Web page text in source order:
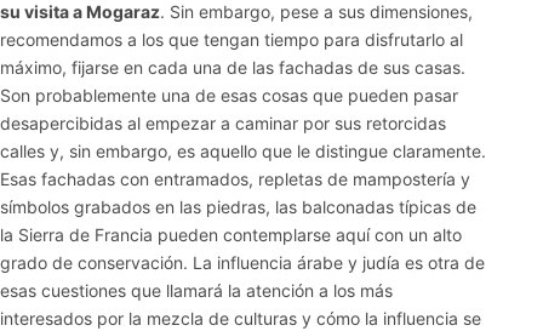
su visita a Mogaraz. Sin embargo, pese a sus dimensiones,
recomendamos a los que tengan tiempo para disfrutarlo al
máximo, fijarse en cada una de las fachadas de sus casas.
Son probablemente una de esas cosas que pueden pasar
desapercibidas al empezar a caminar por sus retorcidas
calles y, sin embargo, es aquello que le distingue claramente.
Esas fachadas con entramados, repletas de mampostería y
símbolos grabados en las piedras, las balconadas típicas de
la Sierra de Francia pueden contemplarse aquí con un alto
grado de conservación. La influencia árabe y judía es otra de
esas cuestiones que llamará la atención a los más
interesados por la mezcla de culturas y cómo la influencia se